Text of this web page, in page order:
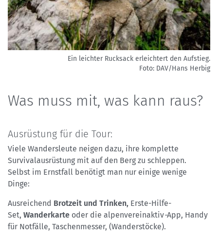
Ein leichter Rucksack erleichtert den Aufstieg.
Foto: DAV/Hans Herbig
Was muss mit, was kann raus?
Ausrüstung für die Tour:
Viele Wandersleute neigen dazu, ihre komplette
Survivalausrüstung mit auf den Berg zu schleppen.
Selbst im Ernstfall benötigt man nur einige wenige
Dinge:
Ausreichend Brotzeit und Trinken, Erste-Hilfe-
Set, Wanderkarte oder die alpenvereinaktiv-App, Handy
für Notfälle, Taschenmesser, (Wanderstöcke).